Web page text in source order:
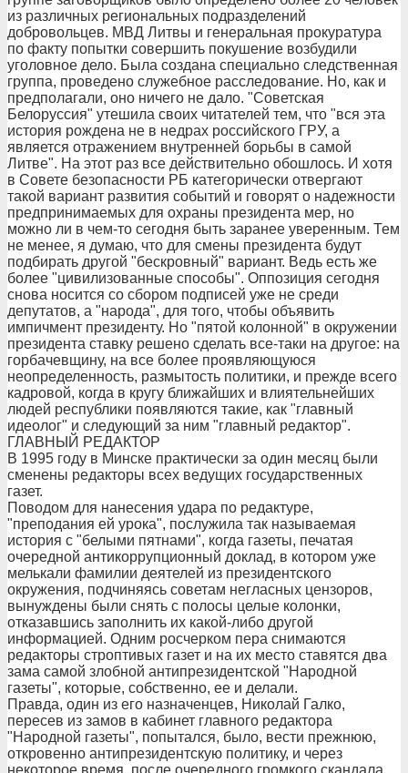
из различных региональных подразделений
добровольцев. МВД Литвы и генеральная прокуратура
по факту попытки совершить покушение возбудили
уголовное дело. Была создана специально следственная
группа, проведено служебное расследование. Но, как и
предполагали, оно ничего не дало. "Советская
Белоруссия" утешила своих читателей тем, что "вся эта
история рождена не в недрах российского ГРУ, а
является отражением внутренней борьбы в самой
Литве". На этот раз все действительно обошлось. И хотя
в Совете безопасности РБ категорически отвергают
такой вариант развития событий и говорят о надежности
предпринимаемых для охраны президента мер, но
можно ли в чем-то сегодня быть заранее уверенным. Тем
не менее, я думаю, что для смены президента будут
подбирать другой "бескровный" вариант. Ведь есть же
более "цивилизованные способы". Оппозиция сегодня
снова носится со сбором подписей уже не среди
депутатов, а "народа", для того, чтобы объявить
импичмент президенту. Но "пятой колонной" в окружении
президента ставку решено сделать все-таки на другое: на
горбачевщину, на все более проявляющуюся
неопределенность, размытость политики, и прежде всего
кадровой, когда в кругу ближайших и влиятельнейших
людей республики появляются такие, как "главный
идеолог" и следующий за ним "главный редактор".
ГЛАВНЫЙ РЕДАКТОР
В 1995 году в Минске практически за один месяц были
сменены редакторы всех ведущих государственных
газет.
Поводом для нанесения удара по редактуре,
"преподания ей урока", послужила так называемая
история с "белыми пятнами", когда газеты, печатая
очередной антикоррупционный доклад, в котором уже
мелькали фамилии деятелей из президентского
окружения, подчиняясь советам негласных цензоров,
вынуждены были снять с полосы целые колонки,
отказавшись заполнить их какой-либо другой
информацией. Одним росчерком пера снимаются
редакторы строптивых газет и на их место ставятся два
зама самой злобной антипрезидентской "Народной
газеты", которые, собственно, ее и делали.
Правда, один из его назначенцев, Николай Галко,
пересев из замов в кабинет главного редактора
"Народной газеты", попытался, было, вести прежнюю,
откровенно антипрезидентскую политику, и через
некоторое время, после очередного громкого скандала,